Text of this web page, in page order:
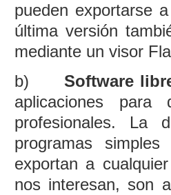
pueden exportarse
última versión
mediante un visor
b)Software
aplicaciones para
profesionales. La
programas
exportan a
nos interesan, son